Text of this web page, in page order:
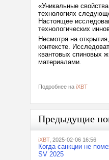
«Уникальные
технологиях
Настоящее
технологических
Несмотря на
контексте.
квантовых спиновых
материалами.
Подробнее на iXBT
Предыдущие
iXBT, 2025-02-06 16:56
Когда санкции не
SV 2025